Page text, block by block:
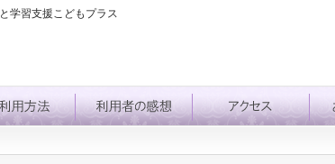
学習支援こどもプラス